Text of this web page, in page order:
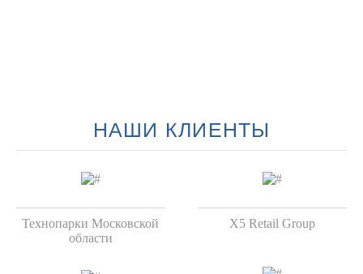
НАШИ КЛИЕНТЫ
Технопарки Московской
области
X5 Retail Group